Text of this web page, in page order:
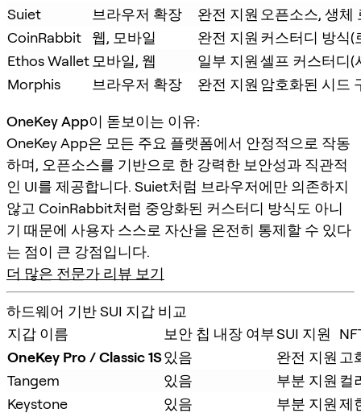
Suiet
브라우저 확장 완전 지원 오픈소스, 생체
CoinRabbit
웹, 모바일 완전 지원 커스터디 방식
Ethos Wallet 모바일, 웹 일부 지원 셀프 커스터디(
Morphis
브라우저 확장 완전 지원 암호화된 시드
OneKey App이 돋보이는 이유:
OneKey App은 모든 주요 플랫폼에서 안정적으로 작동
하며, 오픈소스를 기반으로 한 강력한 보안성과 직관적
인 UI를 제공합니다. Suiet처럼 브라우저에만 의존하지
않고 CoinRabbit처럼 중앙화된 커스터디 방식도 아니
기 때문에 사용자 스스로 자산을 온전히 통제할 수 있다
는 점이 큰 강점입니다.
더 많은 전문가 리뷰 보기
하드웨어 기반 SUI 지갑 비교
지갑 이름
보안 칩 내장 여부SUI 지원
OneKey Pro / Classic 1S있음 완전 지원 고
Tangem
있음 부분 지원 컬
Keystone
있음 부분 지원 제